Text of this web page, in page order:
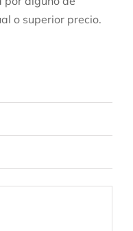
o superior precio.